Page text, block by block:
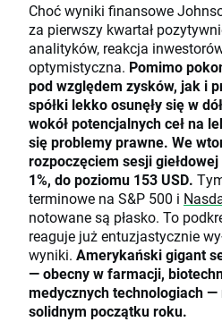
Choć wyniki finansowe
za pierwszy kwartał
analityków, reakcja
optymistyczna. Pomimo
pod względem zysków, jak i
spółki lekko osunęły się w
wokół potencjalnych ceł na
się problemy prawne. We
rozpoczęciem sesji giełdowej
1%, do poziomu 153 USD.
terminowe na S&P 500 i
notowane są płasko. To
reaguje już entuzjastycznie
wyniki. Amerykański gigant
— obecny w farmacji,
medycznych technologiach —
solidnym początku roku.